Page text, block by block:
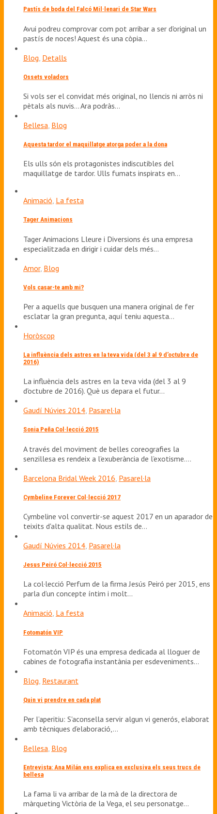
Pastís de boda del Falcó Mil·lenari de Star Wars
Avui podreu comprovar com pot arribar a ser d'original un
pastís de noces! Aquest és una còpia…
Blog Detalls
Ossets voladors
Si vols ser el convidat més original, no llencis ni arròs ni
pètals als nuvis... Ara podràs…
Bellesa Blog
Aquesta tardor el maquillatge atorga poder a la dona
Els ulls són els protagonistes indiscutibles del
maquillatge de tardor. Ulls fumats inspirats en…
Animació, La festa
Tager Animacions
Tager Animacions Lleure i Diversions és una empresa
especialitzada en dirigir i cuidar dels més…
Amor, Blog
Vols casar-te amb mi?
Per a aquells que busquen una manera original de fer
esclatar la gran pregunta, aquí teniu aquesta…
Horòscop
La influència dels astres en la teva vida (del 3 al 9 d’octubre de
2016)
La influència dels astres en la teva vida (del 3 al 9
d'octubre de 2016). Què us depara el futur…
Gaudí Núvies 2014, Pasarel·la
Sonia Peña Col·lecció 2015
A través del moviment de belles coreografies la
senzillesa es rendeix a l’exuberància de l’exotisme.…
Barcelona Bridal Week 2016 Pasarel·la
Cymbeline Forever Col·lecció 2017
Cymbeline vol convertir-se aquest 2017 en un aparador de
teixits d'alta qualitat. Nous estils de…
Gaudí Núvies 2014, Pasarel·la
Jesus Peiró Col·lecció 2015
La col·lecció Perfum de la firma Jesús Peiró per 2015, ens
parla d’un concepte íntim i molt…
Animació, La festa
Fotomatón VIP
Fotomatón VIP és una empresa dedicada al lloguer de
cabines de fotografia instantània per esdeveniments…
Blog Restaurant
Quin vi prendre en cada plat
Per l’aperitiu: S'aconsella servir algun vi generós, elaborat
amb tècniques d’elaboració,…
Bellesa, Blog
Entrevista: Ana Milán ens explica en exclusiva els seus trucs de
bellesa
La fama li va arribar de la mà de la directora de
màrqueting Victòria de la Vega, el seu personatge…